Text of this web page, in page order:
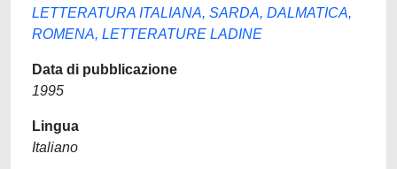
LETTERATURA ITALIANA, SARDA, DALMATICA,
ROMENA, LETTERATURE LADINE
Data di pubblicazione
1995
Lingua
Italiano